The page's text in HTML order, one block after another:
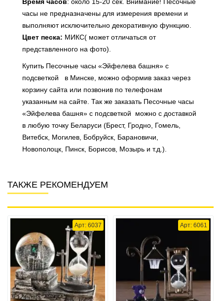
Время часов: около 15-20 сек. Внимание! Песочные
часы не предназначены для измерения времени и
выполняют исключительно декоративную функцию.
Цвет песка: МИКС( можетотличаться от
представленного на фото).
Купить Песочные часы «Эйфелева башня» с
подсветкой
в Минске, можно оформив заказ через
корзину сайта или позвонив по телефонам
указанным на сайте. Так же заказать Песочные часы
«Эйфелева башня» с подсветкой
можно с доставкой
в любую точку Беларуси (Брест, Гродно, Гомель,
Витебск, Могилев, Бобруйск, Барановичи,
Новополоцк, Пинск, Борисов, Мозырь и т.д.).
ТАКЖЕ РЕКОМЕНДУЕМ
Арт: 6037 Арт: 6061